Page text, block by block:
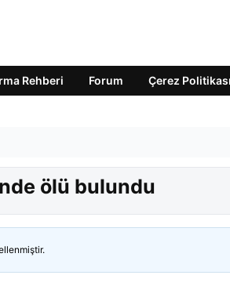
Rehberi Forum Çerez Politikası
ölü bulundu